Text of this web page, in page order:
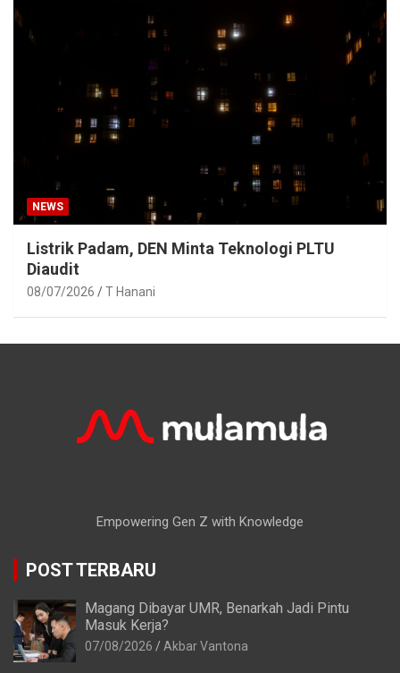
NEWS
Listrik Padam, DEN Minta Teknologi PLTU
Diaudit
08/07/2026 T Hanani
Empowering Gen Z with Knowledge
POST TERBARU
Magang Dibayar UMR, Benarkah Jadi Pintu
Masuk Kerja?
07/08/2026 Akbar Vantona